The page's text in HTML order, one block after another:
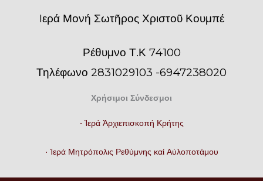
Iερά Μονή Σωτῆρος Χριστοῦ Κουμπέ
Ρέθυμνο Τ.Κ 74100
Τηλέφωνο 2831029103 -6947238020
Χρήσιμοι Σύνδεσμοι
• Ἱερά Ἀρχιεπισκοπή Κρήτης
• Ἱερά Μητρόπολις Ρεθύμνης καί Αὐλοποτάμου